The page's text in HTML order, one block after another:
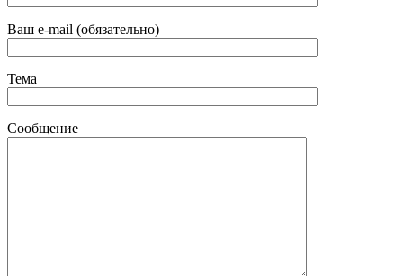
Ваш e-mail (обязательно)
Тема
Сообщение